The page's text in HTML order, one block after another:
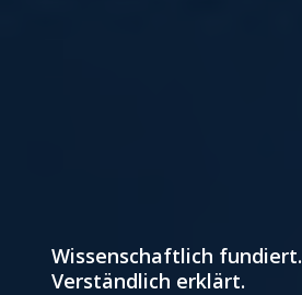
Wissenschaftlich fundiert.
Verständlich erklärt.